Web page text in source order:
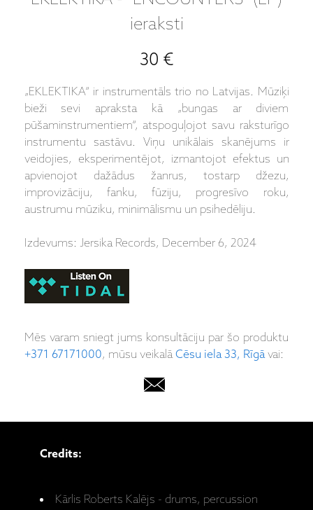
ieraksti
30 €
„EKLEKTIKA“ ir instrumentāls trio no Latvijas. Mūziķi
bieži sevi apraksta kā „bungas ar diviem
pūšaminstrumentiem“, atspoguļojot savu raksturīgo
instrumentu sastāvu. Viņu unikālais skanējums ir
veidojies, eksperimentējot, izmantojot efektus un
apvienojot dažādus žanrus, tostarp džezu,
improvizāciju, fanku, fūziju, progresīvo roku,
austrumu mūziku, minimālismu un psihedēliju.
Izdevums: Jersika Records, December 6, 2024
Mēs varam sniegt jums konsultāciju par šo produktu
+371 67171000, mūsu veikalāCēsu iela 33, Rīgāvai:
Credits:
Kārlis Roberts Kalējs - drums, percussion